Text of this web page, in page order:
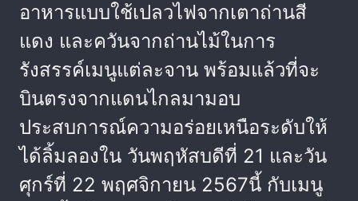
อาหารแบบใช้เปลวไฟจากเตาถ่านสี
แดง และควันจากถ่านไม้ในการ
รังสรรค์เมนูแต่ละจาน พร้อมแล้วที่จะ
บินตรงจากแดนไกลมามอบ
ประสบการณ์ความอร่อยเหนือระดับให้
ได้ลิ้มลองใน วันพฤหัสบดีที่ 21 และวัน
ศุกร์ที่ 22 พฤศจิกายน 2567นี้ กับเมนู